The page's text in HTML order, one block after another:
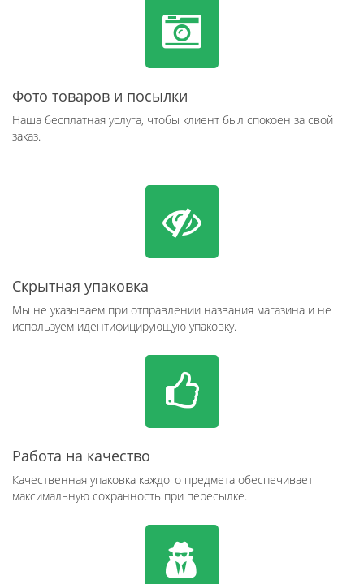
Фото товаров и посылки
Наша бесплатная услуга, чтобы клиент был спокоен за свой
заказ.
Скрытная упаковка
Мы не указываем при отправлении названия магазина и не
используем идентифицирующую упаковку.
Работа на качество
Качественная упаковка каждого предмета обеспечивает
максимальную сохранность при пересылке.